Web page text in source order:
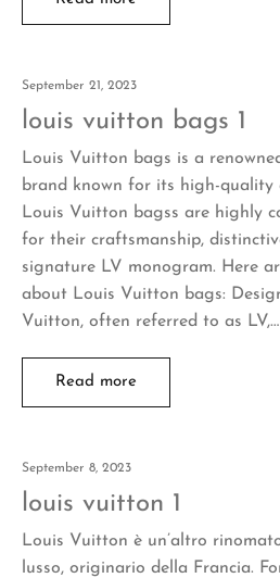
September 21, 2023
louis vuitton bags 1
Louis Vuitton bags is a
brand known for its high-quality
Louis Vuitton bagss are highly
for their craftsmanship,
signature LV monogram. Here
about Louis Vuitton bags:
Vuitton, often referred to as LV,…
Read more
September 8, 2023
louis vuitton 1
Louis Vuitton è un’altro
lusso, originario della Francia.